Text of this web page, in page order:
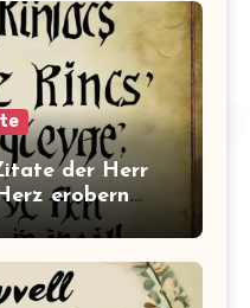
der Herr
erobern